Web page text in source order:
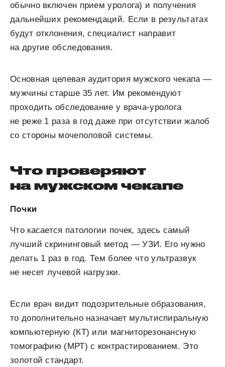
обычно включен прием уролога) и получения
дальнейших рекомендаций. Если в результатах
будут отклонения, специалист направит
на другие обследования.
Основная целевая аудитория мужского чекапа —
мужчины старше 35 лет. Им рекомендуют
проходить обследование у врача-уролога
не реже 1 раза в год даже при отсутствии жалоб
со стороны мочеполовой системы.
Что проверяют
на мужском чекапе
Почки
Что касается патологии почек, здесь самый
лучший скрининговый метод — УЗИ. Его нужно
делать 1 раз в год. Тем более что ультразвук
не несет лучевой нагрузки.
Если врач видит подозрительные образования,
то дополнительно назначает мультиспиральную
компьютерную (КТ) или магниторезонансную
томографию (МРТ) с контрастированием. Это
золотой стандарт.